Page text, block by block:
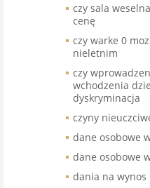
czy sala
cenę
czy warke 0
nieletnim
czy
wchodzenia
dyskryminacja
czyny
dane osobowe
dane osobowe
dania na wynos